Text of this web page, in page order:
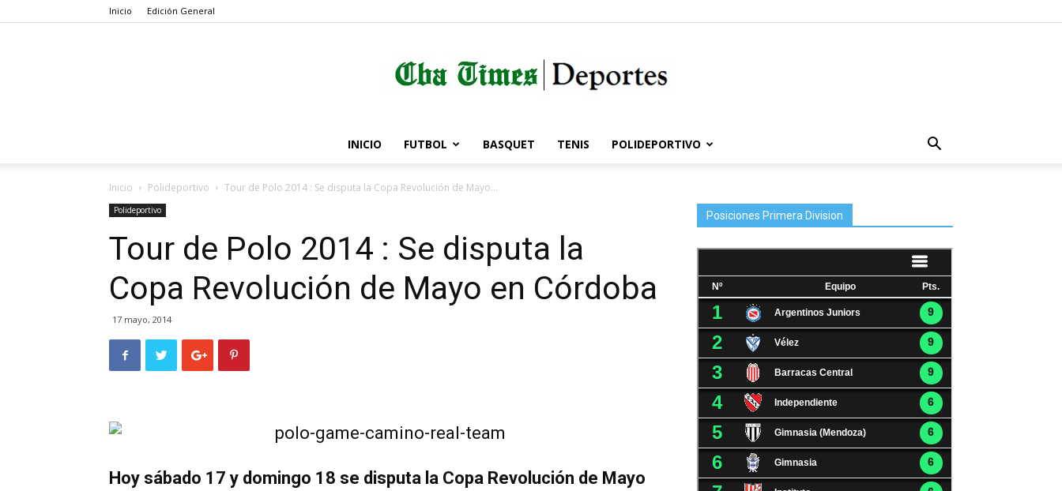
Inicio Edición General
Córdoba
Times
INICIO FUTBOL BASQUET TENIS POLIDEPORTIVO
Inicio Polideportivo Tour de Polo 2014 : Se disputa la Copa Revolución de Mayo...
Polideportivo
Tour de Polo 2014 : Se disputa la
Copa Revolución de Mayo en Córdoba
17 mayo, 2014
Hoy sábado 17 y domingo 18 se disputa la Copa Revolución de Mayo
Posiciones Primera Division